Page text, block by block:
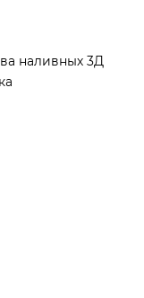
наливных 3Д